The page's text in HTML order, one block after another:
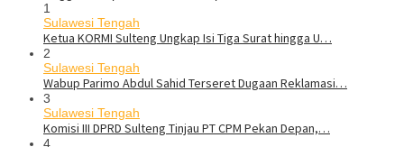
1
Sulawesi Tengah
Ketua KORMI Sulteng Ungkap Isi Tiga Surat hingga U…
2
Sulawesi Tengah
Wabup Parimo Abdul Sahid Terseret Dugaan Reklamasi…
3
Sulawesi Tengah
Komisi III DPRD Sulteng Tinjau PT CPM Pekan Depan,…
4